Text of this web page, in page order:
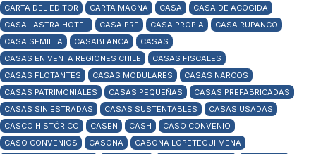
CARTA DEL EDITOR
CARTA MAGNA CASA
CASA DE ACOGIDA
CASA LASTRA HOTEL
CASA PRE CASA PROPIA
CASA RUPANCO
CASA SEMILLA
CASABLANCA
CASAS
CASAS EN VENTA REGIONES CHILE
CASAS FISCALES
CASAS FLOTANTES
CASAS MODULARES
CASAS NARCOS
CASAS PATRIMONIALES
CASAS PEQUEÑAS
CASAS PREFABRICADAS
CASAS SINIESTRADAS
CASAS SUSTENTABLES
CASAS USADAS
CASCO HISTÓRICO
CASEN CASH
CASO CONVENIO
CASO CONVENIOS
CASONA
CASONA LOPETEGUI MENA